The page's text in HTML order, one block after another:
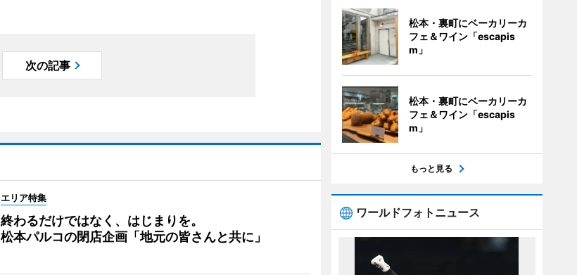
次の記事
エリア特集
終わるだけではなく、はじまりを。
松本パルコの閉店企画「地元の皆さんと共に」
松本・裏町にベーカリーカ
フェ＆ワイン「escapis
m」
松本・裏町にベーカリーカ
フェ＆ワイン「escapis
m」
もっと見る
ワールドフォトニュース